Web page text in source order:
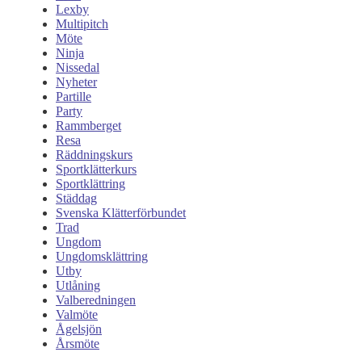
Lexby
Multipitch
Möte
Ninja
Nissedal
Nyheter
Partille
Party
Rammberget
Resa
Räddningskurs
Sportklätterkurs
Sportklättring
Städdag
Svenska Klätterförbundet
Trad
Ungdom
Ungdomsklättring
Utby
Utlåning
Valberedningen
Valmöte
Ågelsjön
Årsmöte